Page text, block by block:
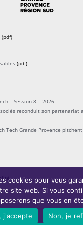
(pdf)
(pdf)
– Session 8 – 2026
reconduit son partenariat
Tech Grande Provence
cookies pour vous
site web. Si vous
que vous en
j'accepte
Non, je